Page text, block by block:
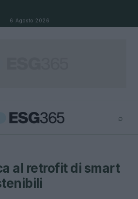
6 Agosto 2026
⌕
al retrofit di smart